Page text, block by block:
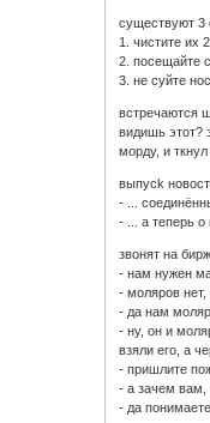
существуют 3
1. чистите их
2. посещайте
3. не суйте
встречаются
видишь этот?
морду, и
выпyсk
- ...
- ... а теперь
звонят на
- нам нужен
- моляров нет,
- да нам
- ну, он и
взяли его, а
- пришлите
- а зачем
- да